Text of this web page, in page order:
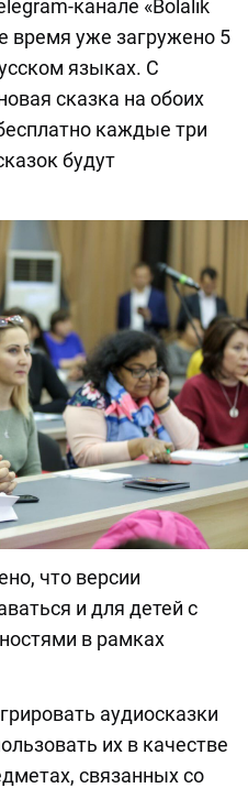
канале «Bolalik
время уже загружено 5
языках. С
сказка на обоих
каждые три
будут
что версии
и для детей с
в рамках
аудиосказки
их в качестве
связанных со